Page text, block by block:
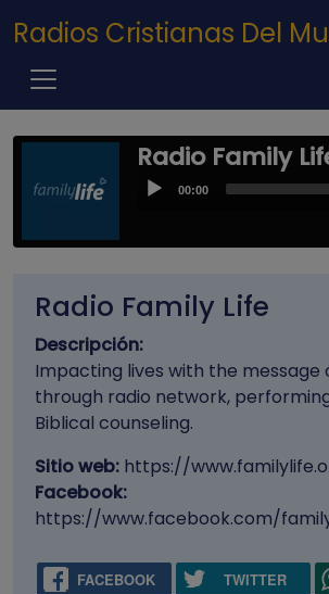
Pasar al
Radios Cristianas Del
Radio Family
Audio00:00
Radio Family Life
Descripción:
Impacting lives with the message
through radio network,
Biblical counseling.
Sitio web: https://
Facebook:
https://www.facebook.com/
FACEBOOK TWITTER